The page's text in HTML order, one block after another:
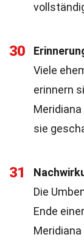
30
Viele
erinnern
sie
31
Die
Ende